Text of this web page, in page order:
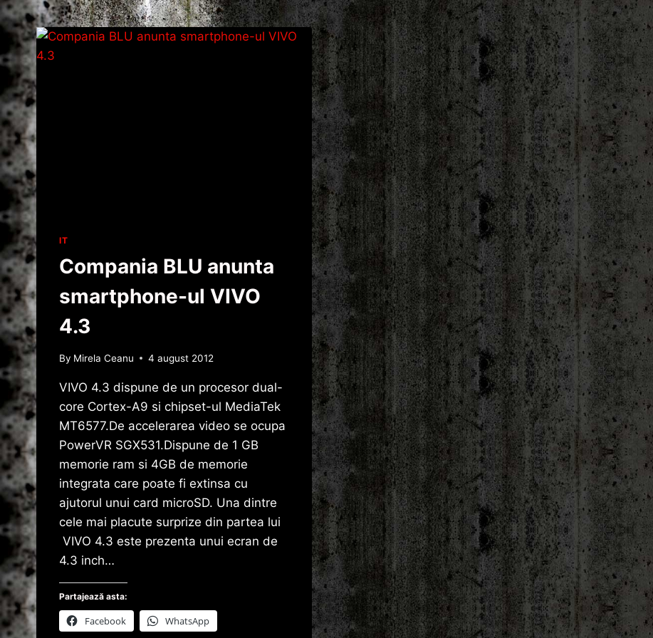
IT
Compania BLU anunta
smartphone-ul VIVO
4.3
By Mirela Ceanu 4 august 2012
VIVO 4.3 dispune de un procesor dual-
core Cortex-A9 si chipset-ul MediaTek
MT6577.De accelerarea video se ocupa
PowerVR SGX531.Dispune de 1 GB
memorie ram si 4GB de memorie
integrata care poate fi extinsa cu
ajutorul unui card microSD. Una dintre
cele mai placute surprize din partea lui
VIVO 4.3 este prezenta unui ecran de
4.3 inch…
Partajează asta:
Facebook WhatsApp